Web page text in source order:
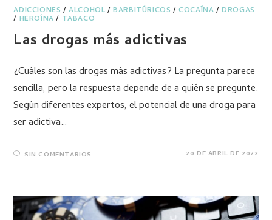
ADICCIONES /ALCOHOL /BARBITÚRICOS /COCAÍNA /DROGAS
/ HEROÍNA / TABACO
Las drogas más adictivas
¿Cuáles son las drogas más adictivas? La pregunta parece
sencilla, pero la respuesta depende de a quién se pregunte.
Según diferentes expertos, el potencial de una droga para
ser adictiva…
SIN COMENTARIOS 20 DE ABRIL DE 2022